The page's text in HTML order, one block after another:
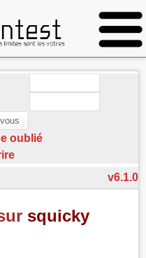
oublié
v6.1.0
squicky